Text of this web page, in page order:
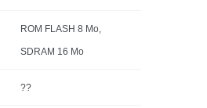
ROM FLASH 8 Mo,
SDRAM 16 Mo
??